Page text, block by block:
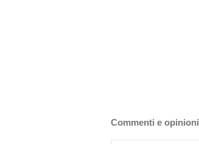
Commenti e opinioni